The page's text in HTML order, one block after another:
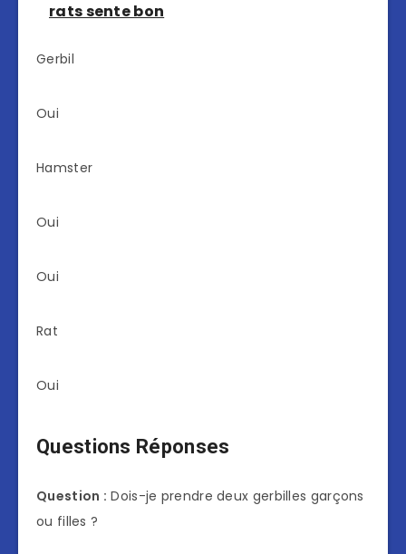
rats sente bon
Gerbil
Oui
Hamster
Oui
Oui
Rat
Oui
Questions Réponses
Question : Dois-je prendre deux gerbilles garçons
ou filles ?